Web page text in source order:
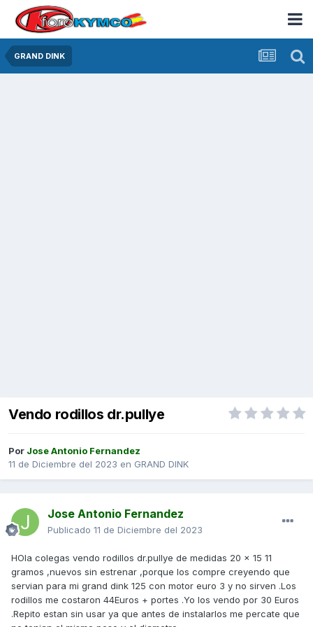
GRAND DINK
Vendo rodillos dr.pullye
Por Jose Antonio Fernandez
11 de Diciembre del 2023 en GRAND DINK
Jose Antonio Fernandez
Publicado 11 de Diciembre del 2023
HOla colegas vendo rodillos dr.pullye de medidas 20 x 15 11
gramos ,nuevos sin estrenar ,porque los compre creyendo que
servian para mi grand dink 125 con motor euro 3 y no sirven .Los
rodillos me costaron 44Euros + portes .Yo los vendo por 30 Euros
.Repito estan sin usar ya que antes de instalarlos me percate que